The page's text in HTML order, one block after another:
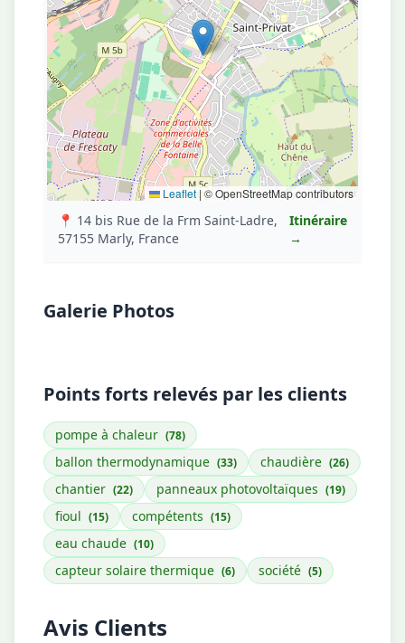
Leaflet |© OpenStreetMap contributors
📍 14 bis Rue de la Frm Saint-Ladre,
57155 Marly, France
Itinéraire
→
Galerie Photos
Points forts relevés par les clients
pompe à chaleur (78)
ballon thermodynamique (33) chaudière (26)
chantier (22) panneaux photovoltaïques (19)
fioul (15) compétents (15)
eau chaude (10)
capteur solaire thermique (6) société (5)
Avis Clients